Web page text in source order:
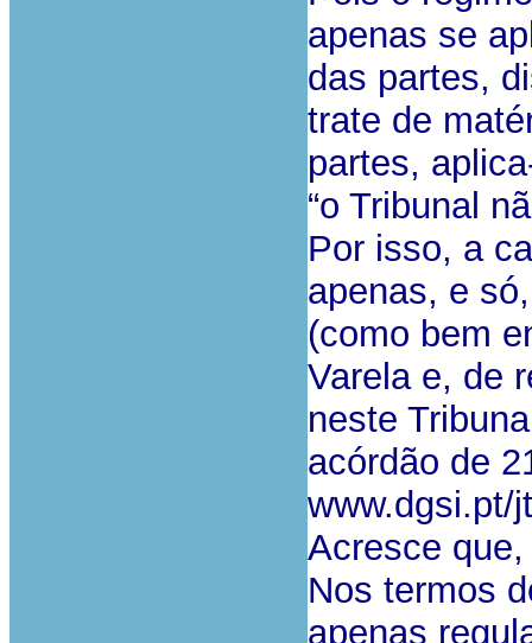
apenas se
das partes,
trate de
partes,
“o Tribunal
Por isso, a
apenas, e
(como bem
Varela e, de
neste
acórdão de
www.dgsi.pt/
Acresce
Nos termos
apenas